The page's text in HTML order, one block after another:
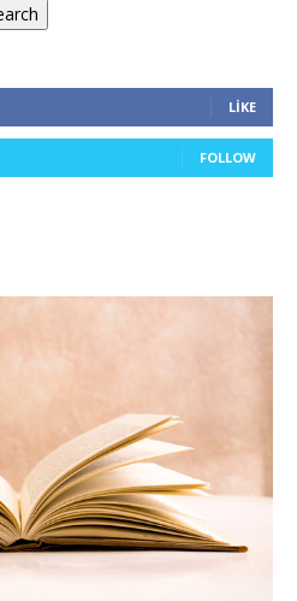
LIKE
FOLLOW